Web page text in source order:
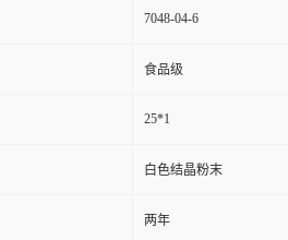
7048-04-6
食品级
25*1
白色结晶粉末
两年